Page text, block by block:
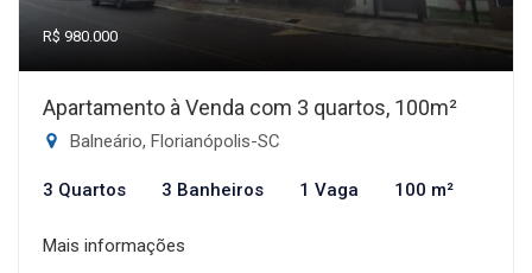
R$ 980.000
Apartamento à Venda com 3 quartos, 100m²
Balneário, Florianópolis-SC
3 Quartos 3 Banheiros 1 Vaga 100 m²
Mais informações